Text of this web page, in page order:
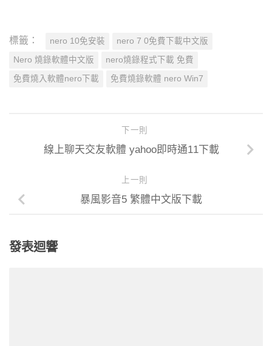
標籤： nero 10免安裝 nero 7 0免費下載中文版
Nero 燒錄軟體中文版 nero燒錄程式下載 免費
免費燒入軟體nero下載 免費燒錄軟體 nero Win7
下一則
線上聊天交友軟體 yahoo即時通11下載
上一則
暴風影音5 繁體中文版下載
發表迴響